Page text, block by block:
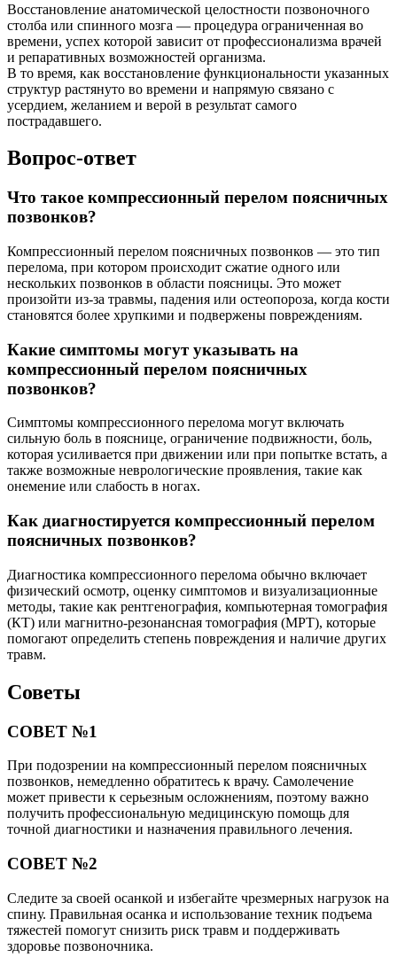
Восстановление анатомической целостности позвоночного
столба или спинного мозга — процедура ограниченная во
времени, успех которой зависит от профессионализма врачей
и репаративных возможностей организма.
В то время, как восстановление функциональности указанных
структур растянуто во времени и напрямую связано с
усердием, желанием и верой в результат самого
пострадавшего.
Вопрос-ответ
Что такое компрессионный перелом поясничных
позвонков?
Компрессионный перелом поясничных позвонков — это тип
перелома, при котором происходит сжатие одного или
нескольких позвонков в области поясницы. Это может
произойти из-за травмы, падения или остеопороза, когда кости
становятся более хрупкими и подвержены повреждениям.
Какие симптомы могут указывать на
компрессионный перелом поясничных
позвонков?
Симптомы компрессионного перелома могут включать
сильную боль в пояснице, ограничение подвижности, боль,
которая усиливается при движении или при попытке встать, а
также возможные неврологические проявления, такие как
онемение или слабость в ногах.
Как диагностируется компрессионный перелом
поясничных позвонков?
Диагностика компрессионного перелома обычно включает
физический осмотр, оценку симптомов и визуализационные
методы, такие как рентгенография, компьютерная томография
(КТ) или магнитно-резонансная томография (МРТ), которые
помогают определить степень повреждения и наличие других
травм.
Советы
СОВЕТ №1
При подозрении на компрессионный перелом поясничных
позвонков, немедленно обратитесь к врачу. Самолечение
может привести к серьезным осложнениям, поэтому важно
получить профессиональную медицинскую помощь для
точной диагностики и назначения правильного лечения.
СОВЕТ №2
Следите за своей осанкой и избегайте чрезмерных нагрузок на
спину. Правильная осанка и использование техник подъема
тяжестей помогут снизить риск травм и поддерживать
здоровье позвоночника.